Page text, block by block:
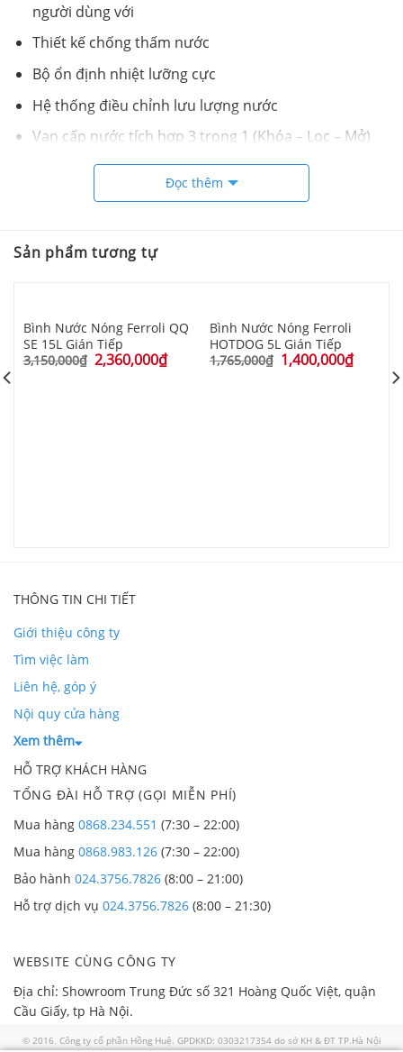
người dùng với
Thiết kế chống thấm nước
Bộ ổn định nhiệt lưỡng cực
Hệ thống điều chỉnh lưu lượng nước
Van cấp nước tích hợp 3 trong 1 (Khóa – Lọc – Mở)
Vòi sen 5 chức năng
Phụ kiện chất lượng cao gồm: Thanh trượt mạ crom,
Đọc thêm
Sản phẩm tương tự
Bình Nước Nóng Ferroli QQ
SE 15L Gián Tiếp
3,150,000₫ 2,360,000₫
Bình Nước Nóng Ferroli
HOTDOG 5L Gián Tiếp
1,765,000₫ 1,400,000₫
THÔNG TIN CHI TIẾT
Giới thiệu công ty
Tìm việc làm
Liên hệ, góp ý
Nội quy cửa hàng
Xem thêm
HỖ TRỢ KHÁCH HÀNG
TỔNG ĐÀI HỖ TRỢ (GỌI MIỄN PHÍ)
Mua hàng 0868.234.551 (7:30 – 22:00)
Mua hàng 0868.983.126 (7:30 – 22:00)
Bảo hành 024.3756.7826 (8:00 – 21:00)
Hỗ trợ dịch vụ 024.3756.7826 (8:00 – 21:30)
WEBSITE CÙNG CÔNG TY
Địa chỉ: Showroom Trung Đức số 321 Hoàng Quốc Việt, quận
Cầu Giấy, tp Hà Nội.
© 2016. Công ty cổ phần Hồng Huệ. GPDKKD: 0303217354 do sở KH & ĐT TP.Hà Nội